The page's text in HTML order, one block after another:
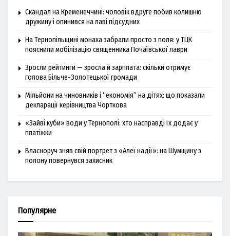
Скандал на Кременеччині: чоловік вдруге побив колишню
дружину і опинився на лаві підсудних
На Тернопільщині монаха забрали просто з поля: у ТЦК
пояснили мобілізацію священника Почаївської лаври
Зросли рейтинги — зросла й зарплата: скільки отримує
голова Більче-Золотецької громади
Мільйони на чиновників і “економія” на дітях: що показали
декларації керівництва Чорткова
«Зайві куби» води у Тернополі: хто насправді їх додає у
платіжки
Власноруч зняв свій портрет з «Алеї надії»: на Шумщину з
полону повернувся захисник
Популярне